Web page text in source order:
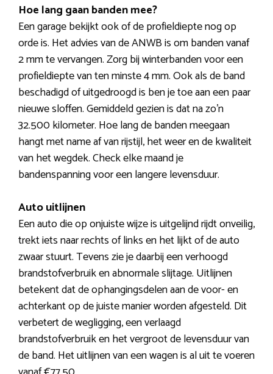
Hoe lang gaan banden mee?
Een garage bekijkt ook of de profieldiepte nog op
orde is. Het advies van de ANWB is om banden vanaf
2 mm te vervangen. Zorg bij winterbanden voor een
profieldiepte van ten minste 4 mm. Ook als de band
beschadigd of uitgedroogd is ben je toe aan een paar
nieuwe sloffen. Gemiddeld gezien is dat na zo’n
32.500 kilometer. Hoe lang de banden meegaan
hangt met name af van rijstijl, het weer en de kwaliteit
van het wegdek. Check elke maand je
bandenspanning voor een langere levensduur.
Auto uitlijnen
Een auto die op onjuiste wijze is uitgelijnd rijdt onveilig,
trekt iets naar rechts of links en het lijkt of de auto
zwaar stuurt. Tevens zie je daarbij een verhoogd
brandstofverbruik en abnormale slijtage. Uitlijnen
betekent dat de ophangingsdelen aan de voor- en
achterkant op de juiste manier worden afgesteld. Dit
verbetert de wegligging, een verlaagd
brandstofverbruik en het vergroot de levensduur van
de band. Het uitlijnen van een wagen is al uit te voeren